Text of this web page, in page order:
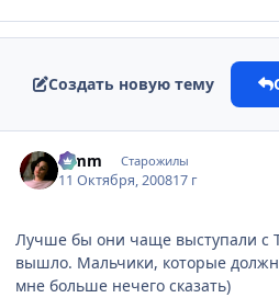
Создать новую тему
Limm Старожилы
11 Октября, 200817 г
Лучше бы они чаще выступали с
вышло. Мальчики, которые
мне больше нечего сказать)